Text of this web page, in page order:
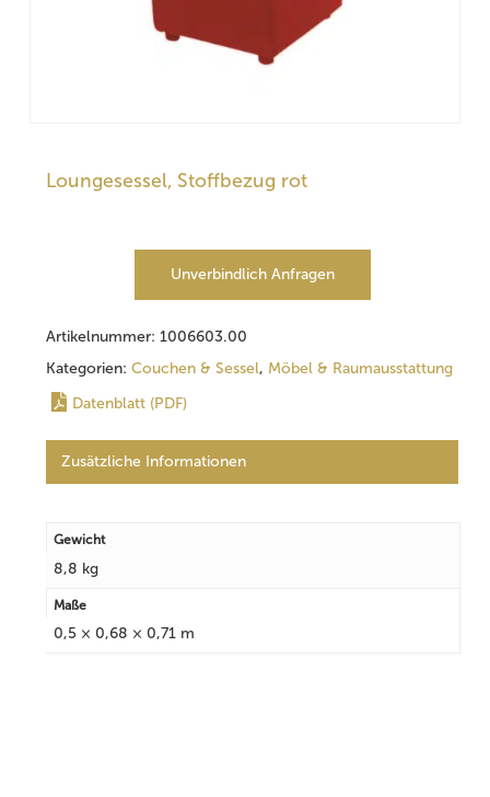
Loungesessel, Stoffbezug rot
Unverbindlich Anfragen
Artikelnummer: 1006603.00
Kategorien: Couchen & Sessel, Möbel & Raumausstattung
Datenblatt (PDF)
Zusätzliche Informationen
Gewicht
8,8 kg
Maße
0,5 × 0,68 × 0,71 m